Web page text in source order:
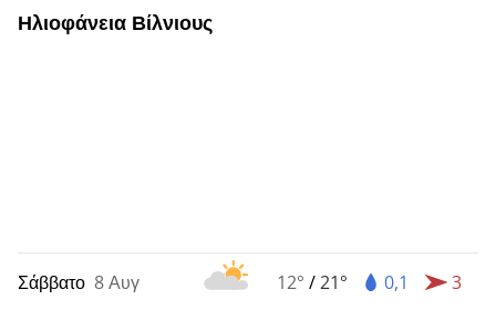
Ηλιοφάνεια Βίλνιους
Σάββατο 8 Αυγ 12° /21° 0,1 3